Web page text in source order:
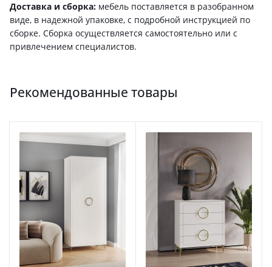
Доставка и сборка: мебель поставляется в разобранном
виде, в надежной упаковке, с подробной инструкцией по
сборке. Сборка осуществляется самостоятельно или с
привлечением специалистов.
Рекомендованные товары